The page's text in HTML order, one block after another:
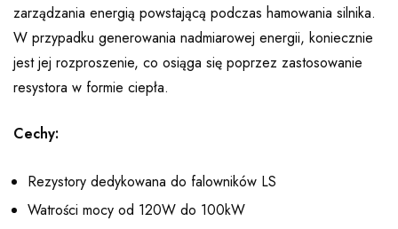
zarządzania energią powstającą podczas hamowania silnika.
W przypadku generowania nadmiarowej energii, koniecznie
jest jej rozproszenie, co osiąga się poprzez zastosowanie
resystora w formie ciepła.
Cechy:
Rezystory dedykowana do falowników LS
Watrości mocy od 120W do 100kW